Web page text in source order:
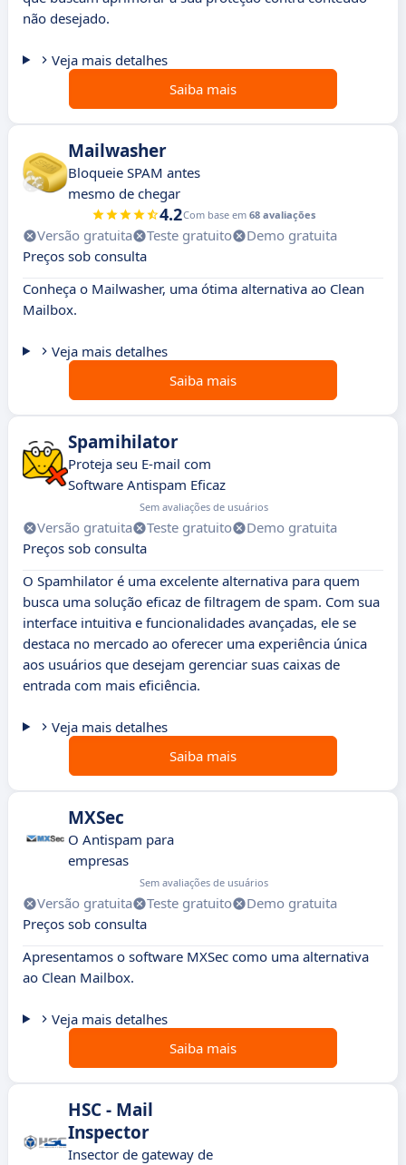
não desejado.
Veja mais detalhes
Saiba mais
Mailwasher
Bloqueie SPAM antes
mesmo de chegar
4.2Com base em 68 avaliações
Versão gratuita Teste gratuito
Demo gratuita
Preços sob consulta
Conheça o Mailwasher, uma ótima alternativa ao Clean
Mailbox.
Veja mais detalhes
Saiba mais
Spamihilator
Proteja seu E-mail com
Software Antispam Eficaz
Sem avaliações de usuários
Versão gratuita Teste gratuito
Demo gratuita
Preços sob consulta
O Spamhilator é uma excelente alternativa para quem
busca uma solução eficaz de filtragem de spam. Com sua
interface intuitiva e funcionalidades avançadas, ele se
destaca no mercado ao oferecer uma experiência única
aos usuários que desejam gerenciar suas caixas de
entrada com mais eficiência.
Veja mais detalhes
Saiba mais
MXSec
O Antispam para
empresas
Sem avaliações de usuários
Versão gratuita Teste gratuito
Demo gratuita
Preços sob consulta
Apresentamos o software MXSec como uma alternativa
ao Clean Mailbox.
Veja mais detalhes
Saiba mais
HSC - Mail
Inspector
Insector de gateway de